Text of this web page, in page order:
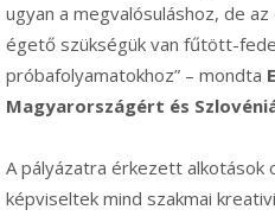
ugyan a megvalósuláshoz, de
égető szükségük van fűtött-
próbafolyamatokhoz” – mondta
Magyarországért és
A pályázatra érkezett alkotások
képviseltek mind szakmai